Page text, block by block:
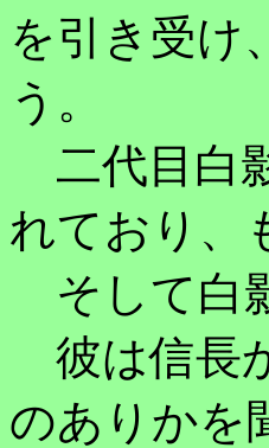
を引き受け
う。
二代目白
れており、
そして白
彼は信長
のありかを